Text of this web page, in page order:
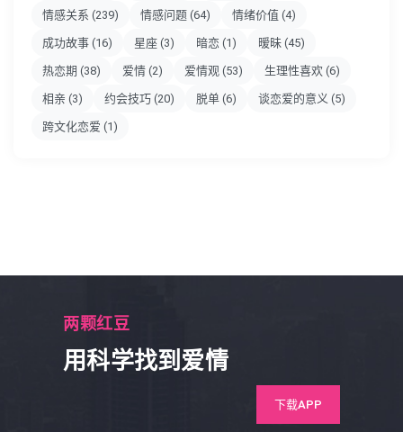
情感关系 (239) 情感问题 (64) 情绪价值 (4)
成功故事 (16) 星座 (3) 暗恋 (1) 暧昧 (45)
热恋期 (38) 爱情 (2) 爱情观 (53) 生理性喜欢 (6)
相亲 (3) 约会技巧 (20) 脱单 (6) 谈恋爱的意义 (5)
跨文化恋爱 (1)
两颗红豆
用科学找到爱情
下载APP